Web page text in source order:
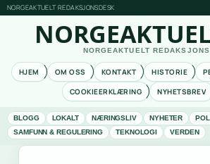
NORGEAKTUELT REDAKSJONSDESK
NORGEAKTUELT
HJEM OM OSS KONTAKT HISTORIE
COOKIEERKLÆRING
NYHETSBREV
BLOGG LOKALT NÆRINGSLIV NYHETER
SAMFUNN & REGULERING
TEKNOLOGI VERDEN